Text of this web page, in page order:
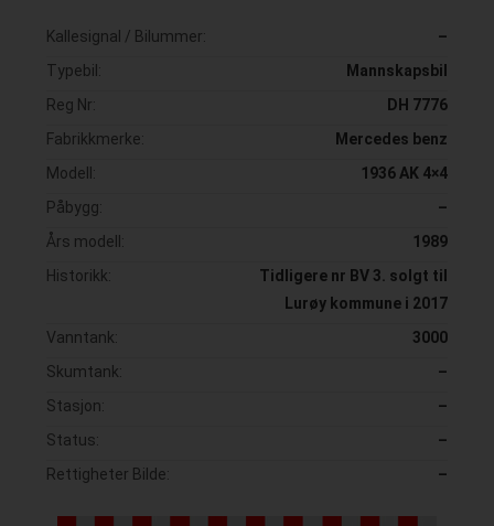
Kallesignal / Bilummer:
–
Typebil:
Mannskapsbil
Reg Nr:
DH 7776
Fabrikkmerke:
Mercedes benz
Modell:
1936 AK 4×4
Påbygg:
–
Års modell:
1989
Historikk:
Tidligere nr BV 3. solgt til
Lurøy kommune i 2017
Vanntank:
3000
Skumtank:
–
Stasjon:
–
Status:
–
Rettigheter Bilde:
–